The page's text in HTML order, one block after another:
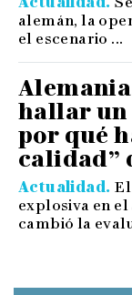
alemán, la
el escenario ...
hallar un
por qué
calidad”
Actualidad
explosiva en
cambió la